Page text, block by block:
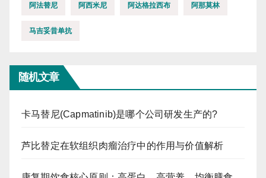
阿法替尼 阿西米尼 阿达格拉西布 阿那莫林
马吉妥昔单抗
随机文章
卡马替尼(Capmatinib)是哪个公司研发生产的?
芦比替定在软组织肉瘤治疗中的作用与价值解析